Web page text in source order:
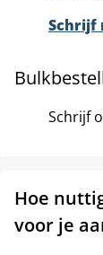
Schrijf
Schrijf
Hoe
voor je